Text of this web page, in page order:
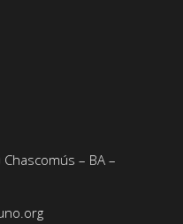
– BA –